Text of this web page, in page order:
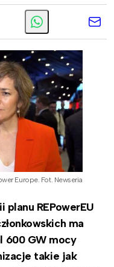
Europe. Fot. Newseria
planu REPowerEU
ma
600 GW mocy
takie jak